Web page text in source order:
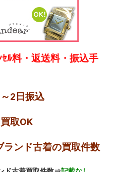
ﾙ料・返送料・振込手
2日振込
取OK
ンド古着の買取件数